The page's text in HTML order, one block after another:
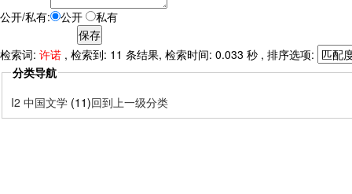
公开/私有:
公开 私有
检索词: 许诺 , 检索到: 11 条结果, 检索时间: 0.033 秒 , 排序选项:
分类导航
I2 中国文学 (11)回到上一级分类